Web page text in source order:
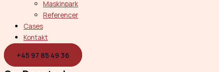
Maskinpark
Referencer
Cases
Kontakt
+45 97 85 49 36